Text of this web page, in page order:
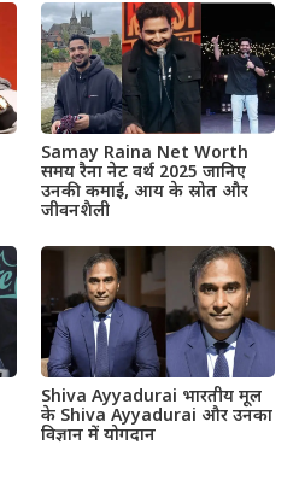
Samay Raina Net Worth
समय रैना नेट वर्थ 2025 जानिए
उनकी कमाई, आय के स्रोत और
जीवनशैली
Shiva Ayyadurai भारतीय मूल
के Shiva Ayyadurai और उनका
विज्ञान में योगदान